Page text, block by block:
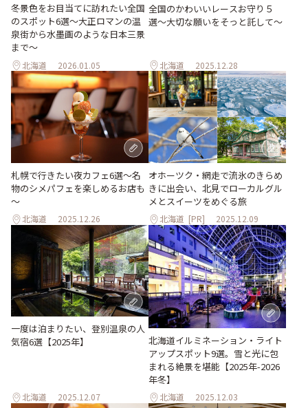
冬景色をお目当てに訪れたい全国
のスポット6選〜大正ロマンの温
泉街から水墨画のような日本三景
まで〜
北海道 2026.01.05
全国のかわいいレースお守り５
選〜大切な願いをそっと託して〜
北海道 2025.12.28
札幌で行きたい夜カフェ6選～名
物のシメパフェを楽しめるお店も
～
北海道 2025.12.26
オホーツク・網走で流氷のきらめ
きに出会い、北見でローカルグル
メとスイーツをめぐる旅
北海道 [PR] 2025.12.09
一度は泊まりたい、登別温泉の人
気宿6選【2025年】
北海道 2025.12.07
北海道イルミネーション・ライト
アップスポット9選。雪と光に包
まれる絶景を堪能【2025年-2026
年冬】
北海道 2025.12.03